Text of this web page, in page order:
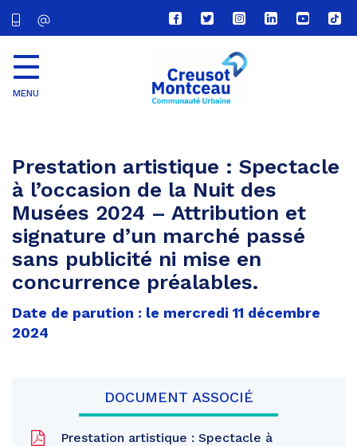
Lien
vers
compte
Facebook
Lien
vers
compte
Twitter
Lien
vers
le
compte
Lien
vers
Lien
vers
Lien
vers
MENU
Prestation artistique : Spectacle
à l’occasion de la Nuit des
Musées 2024 – Attribution et
signature d’un marché passé
sans publicité ni mise en
concurrence préalables.
Date de parution : le mercredi 11 décembre
2024
DOCUMENT ASSOCIÉ
Prestation artistique : Spectacle à